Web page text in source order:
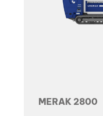
MERAK 2800